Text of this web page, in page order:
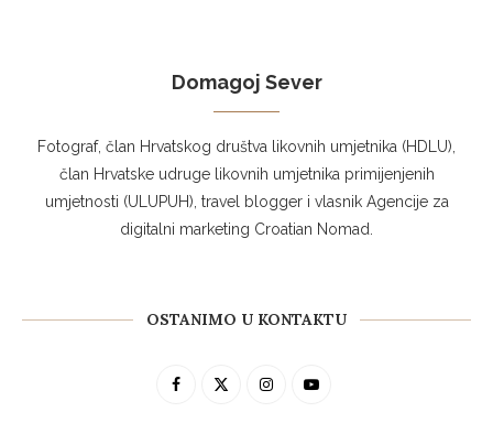
Domagoj Sever
Fotograf, član Hrvatskog društva likovnih umjetnika (HDLU),
član Hrvatske udruge likovnih umjetnika primijenjenih
umjetnosti (ULUPUH), travel blogger i vlasnik Agencije za
digitalni marketing Croatian Nomad.
OSTANIMO U KONTAKTU